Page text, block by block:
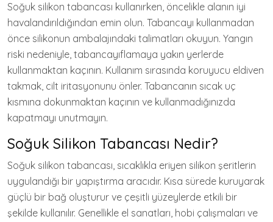
Soğuk silikon tabancası kullanırken, öncelikle alanın iyi
havalandırıldığından emin olun. Tabancayı kullanmadan
önce silikonun ambalajındaki talimatları okuyun. Yangın
riski nedeniyle, tabancayıflamaya yakın yerlerde
kullanmaktan kaçının. Kullanım sırasında koruyucu eldiven
takmak, cilt iritasyonunu önler. Tabancanın sıcak uç
kısmına dokunmaktan kaçının ve kullanmadığınızda
kapatmayı unutmayın.
Soğuk Silikon Tabancası Nedir?
Soğuk silikon tabancası, sıcaklıkla eriyen silikon şeritlerin
uygulandığı bir yapıştırma aracıdır. Kısa sürede kuruyarak
güçlü bir bağ oluşturur ve çeşitli yüzeylerde etkili bir
şekilde kullanılır. Genellikle el sanatları, hobi çalışmaları ve